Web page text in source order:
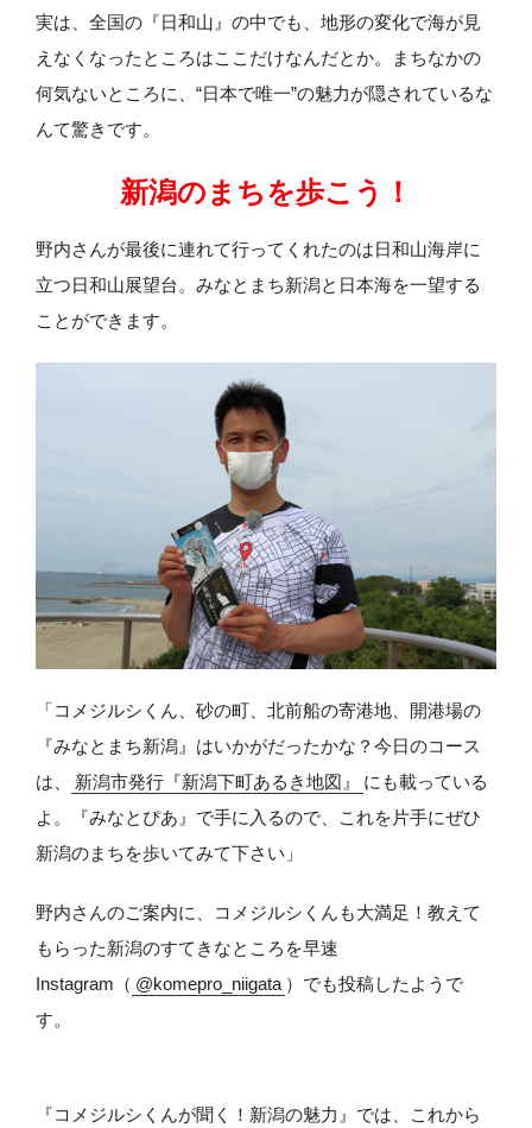
実は、全国の『日和山』の中でも、地形の変化で海が見
えなくなったところはここだけなんだとか。まちなかの
何気ないところに、“日本で唯一”の魅力が隠されているな
んて驚きです。
新潟のまちを歩こう！
野内さんが最後に連れて行ってくれたのは日和山海岸に
立つ日和山展望台。みなとまち新潟と日本海を一望する
ことができます。
「コメジルシくん、砂の町、北前船の寄港地、開港場の
『みなとまち新潟』はいかがだったかな？今日のコース
は、
新潟市発行『新潟下町あるき地図』
にも載っている
よ。『みなとぴあ』で手に入るので、これを片手にぜひ
新潟のまちを歩いてみて下さい」
野内さんのご案内に、コメジルシくんも大満足！教えて
もらった新潟のすてきなところを早速
Instagram（ @komepro_niigata ）でも投稿したようで
す。
『コメジルシくんが聞く！新潟の魅力』では、これから